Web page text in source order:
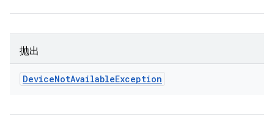
抛出
DeviceNotAvailableException